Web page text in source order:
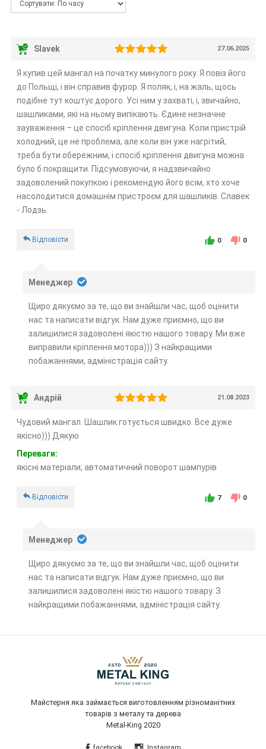
Slavek 27.06.2025
Я купив цей мангал на початку минулого року. Я повіз його
до Польщі, і він справив фурор. Я поляк, і, на жаль, щось
подібне тут коштує дорого. Усі ним у захваті, і, звичайно,
шашликами, які на ньому випікають. Єдине незначне
зауваження – це спосіб кріплення двигуна. Коли пристрій
холодний, це не проблема, але коли він уже нагрітий,
треба бути обережним, і спосіб кріплення двигуна можна
було б покращити. Підсумовуючи, я надзвичайно
задоволений покупкою і рекомендую його всім, хто хоче
насолодитися домашнім пристроєм для шашликів. Славек
- Лодзь.
Відповісти 0 0
Менеджер
Щиро дякуємо за те, що ви знайшли час, щоб оцінити
нас та написати відгук. Нам дуже приємно, що ви
залишилися задоволені якістю нашого товару. Ми вже
виправили кріплення мотора))) З найкращими
побажаннями, адміністрація сайту.
Андрій 21.08.2023
Чудовий мангал. Шашлик готується швидко. Все дуже
якісно))) Дякую
Переваги:
якісні матеріали, автоматичний поворот шампурів
Відповісти 7 0
Менеджер
Щиро дякуємо за те, що ви знайшли час, щоб оцінити
нас та написати відгук. Нам дуже приємно, що ви
залишилися задоволені якістю нашого товару. З
найкращими побажаннями, адміністрація сайту.
Майстерня яка займається виготовленням різноманітних
товарів з металу та дерева
Metal-King 2020
facebook Instagram